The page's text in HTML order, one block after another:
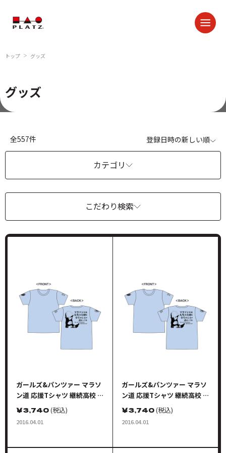
トップ ＞ グッズ
グッズ
カテゴリ
こだわり検索
全557件 登録日時の新しい順
ガールズ&パンツァー マラソ
ン道 応援Tシャツ 継続高校 S
サイズ
￥3,740(税込)
2016.04.01
ガールズ&パンツァー マラソ
ン道 応援Tシャツ 継続高校 M
サイズ
￥3,740(税込)
2016.04.01